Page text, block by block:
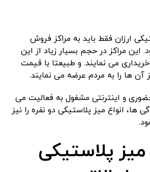
ارزان فقط باید به مراکز فروش
این مراکز در حجم بسیار زیاد از این
می نمایند. و طبیعتا با قیمت
آن ها را به مردم عرضه می نمایند.
و اینترنتی مشغول به فعالیت می
ها، انواع میز پلاستیکی دو نفره را نیز
پلاستیکی